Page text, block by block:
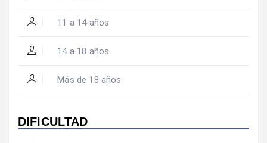
11 a 14 años
14 a 18 años
Más de 18 años
DIFICULTAD